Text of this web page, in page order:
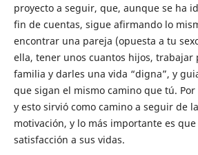
proyecto a seguir, que, aunque se ha
fin de cuentas, sigue afirmando lo
encontrar una pareja (opuesta a tu
ella, tener unos cuantos hijos, trabajar
familia y darles una vida “digna”, y
que sigan el mismo camino que tú.
y esto sirvió como camino a seguir de
motivación, y lo más importante es
satisfacción a sus vidas.